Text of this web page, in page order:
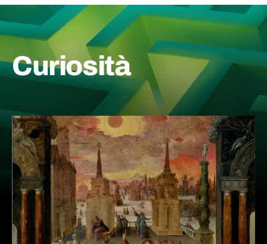
Curiosità